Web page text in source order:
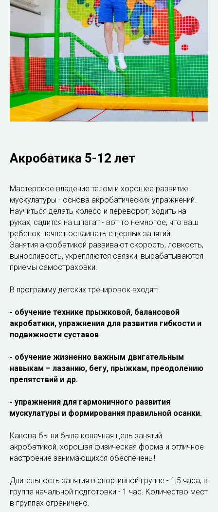
Акробатика 5-12 лет
Мастерское владение телом и хорошее развитие
мускулатуры - основа акробатических упражнений.
Научиться делать колесо и переворот, ходить на
руках, садится на шпагат - вот то немногое, что ваш
ребенок начнет осваивать с первых занятий.
Занятия акробатикой развивают скорость, ловкость,
выносливость, укрепляются связки, вырабатываются
приемы самостраховки.
В программу детских тренировок входят:
- обучение технике прыжковой, балансовой
акробатики, упражнения для развития гибкости и
подвижности суставов
- обучение жизненно важным двигательным
навыкам – лазанию, бегу, прыжкам, преодолению
препятствий и др.
- упражнения для гармоничного развития
мускулатуры и формирования правильной осанки.
Какова бы ни была конечная цель занятий
акробатикой, хорошая физическая форма и отличное
настроение занимающихся обеспечены!
Длительность занятия в спортивной группе - 1,5 часа, в
группе начальной подготовки - 1 час. Количество мест
в группах ограничено.